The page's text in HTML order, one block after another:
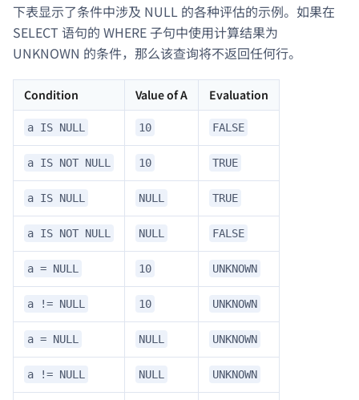
下表显示了条件中涉及 NULL 的各种评估的示例。如果在
SELECT 语句的 WHERE 子句中使用计算结果为
UNKNOWN 的条件，那么该查询将不返回任何行。
Condition Value of A Evaluation
a IS NULL 10 FALSE
a IS NOT NULL 10 TRUE
a IS NULL NULL TRUE
a IS NOT NULL NULL FALSE
a = NULL 10 UNKNOWN
a != NULL 10 UNKNOWN
a = NULL NULL UNKNOWN
a != NULL NULL UNKNOWN